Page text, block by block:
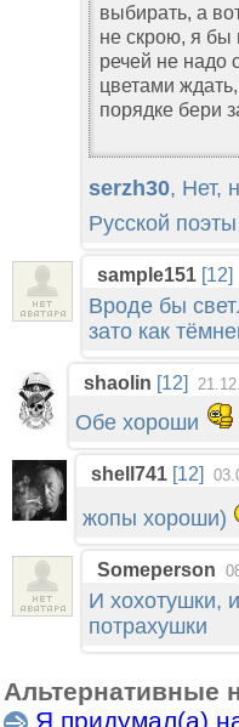
выбирать, а
не скрою, я
речей не надо
цветами
порядке бери
serzh30, Нет,
Русской
sample151 [12]
Вроде бы
зато как
shaolin [12]
Обе хороши
shell741 [12]
жопы хороши)
Someperson
И хохотушки,
потрахушки
Альтернативные
Я придумал(а)